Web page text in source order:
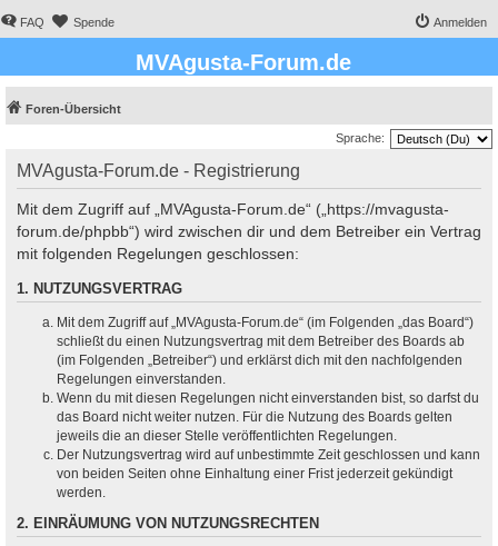
FAQ Spende Anmelden
MVAgusta-Forum.de
Foren-Übersicht
Sprache:
MVAgusta-Forum.de - Registrierung
Mit dem Zugriff auf „MVAgusta-Forum.de“ („https://mvagusta-
forum.de/phpbb“) wird zwischen dir und dem Betreiber ein Vertrag
mit folgenden Regelungen geschlossen:
1. NUTZUNGSVERTRAG
Mit dem Zugriff auf „MVAgusta-Forum.de“ (im Folgenden „das Board“)
schließt du einen Nutzungsvertrag mit dem Betreiber des Boards ab
(im Folgenden „Betreiber“) und erklärst dich mit den nachfolgenden
Regelungen einverstanden.
Wenn du mit diesen Regelungen nicht einverstanden bist, so darfst du
das Board nicht weiter nutzen. Für die Nutzung des Boards gelten
jeweils die an dieser Stelle veröffentlichten Regelungen.
Der Nutzungsvertrag wird auf unbestimmte Zeit geschlossen und kann
von beiden Seiten ohne Einhaltung einer Frist jederzeit gekündigt
werden.
2. EINRÄUMUNG VON NUTZUNGSRECHTEN